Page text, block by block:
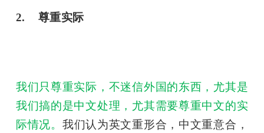
2.    尊重实际
我们只尊重实际，不迷信外国的东西，尤其是
我们搞的是中文处理，尤其需要尊重中文的实
际情况。 我们认为英文重形合，中文重意合，